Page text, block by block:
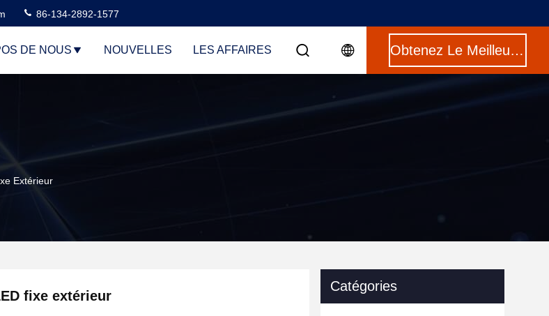
86-134-2892-1577
DE NOUS NOUVELLES LES AFFAIRES Obtenez Le Meilleur Prix
Extérieur
fixe extérieur
Catégories